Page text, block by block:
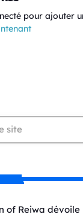
pour ajouter
of Reiwa